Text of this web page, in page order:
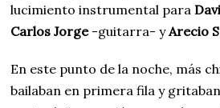
lucimiento instrumental para
Carlos Jorge-guitarra- yArecio
En este punto de la noche, más
bailaban en primera fila y